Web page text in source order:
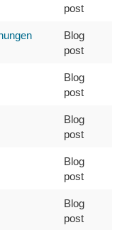
post
Blog
post
Blog
post
Blog
post
Blog
post
Blog
post